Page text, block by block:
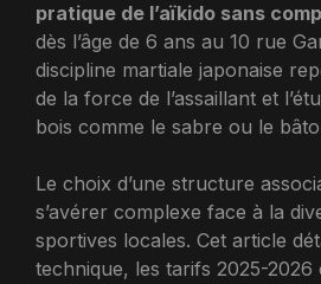
pratique de l’aïkido sans
dès l’âge de 6 ans au 10 rue
discipline martiale japonaise
de la force de l’assaillant et
bois comme le sabre ou le
Le choix d’une structure
s’avérer complexe face à la
sportives locales. Cet article
technique, les tarifs 2025-2026